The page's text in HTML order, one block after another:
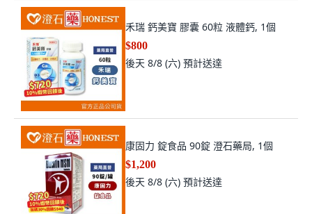
禾瑞 鈣美寶 膠囊 60粒 液體鈣, 1個
$800
後天 8/8 (六) 預計送達
康固力 錠食品 90錠 澄石藥局, 1個
$1,200
後天 8/8 (六) 預計送達